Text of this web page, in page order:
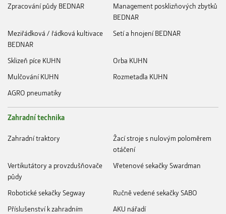
Zpracování půdy BEDNAR
Management posklizňových zbytků
BEDNAR
Meziřádková / řádková kultivace
BEDNAR
Setí a hnojení BEDNAR
Sklizeň píce KUHN
Orba KUHN
Mulčování KUHN
Rozmetadla KUHN
AGRO pneumatiky
Zahradní technika
Zahradní traktory
Žací stroje s nulovým poloměrem
otáčení
Vertikutátory a provzdušňovače
půdy
Vřetenové sekačky Swardman
Robotické sekačky Segway
Ručně vedené sekačky SABO
Příslušenství k zahradním
AKU nářadí